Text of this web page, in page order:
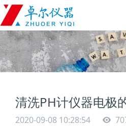
清洗PH计仪器电极
2020-09-08 10:28:54